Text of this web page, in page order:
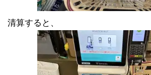
清算すると、